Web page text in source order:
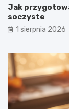
Jak
soczyste
1 sierpnia 2026